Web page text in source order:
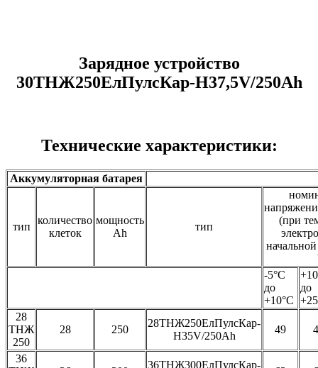
Зарядное устройство
30ТНЖ250ЕлПулсКар-Н37,5V/250Ah
Технические характеристики:
Аккумуляторная батарея
тип
количество
клеток
мощность
Ah
тип
(при
-5°C
до
+10°C
до
28
ТНЖ
250
28 250
28ТНЖ250ЕлПулсКар-
H35V/250Ah
49
36
36ТНЖ300ЕлПулсКар-